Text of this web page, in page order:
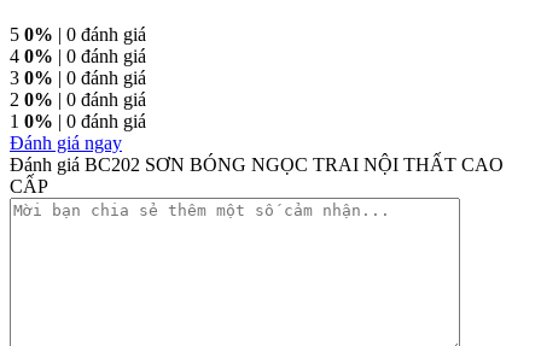
5 0% | 0 đánh giá
4 0% | 0 đánh giá
3 0% | 0 đánh giá
2 0% | 0 đánh giá
1 0% | 0 đánh giá
Đánh giá ngay
Đánh giá BC202 SƠN BÓNG NGỌC TRAI NỘI THẤT CAO
CẤP